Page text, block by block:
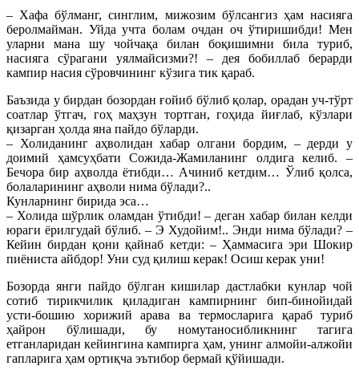
– Хафа бўлманг, синглим, мижозим бўлсангиз ҳам насияга
беролмайман. Уйда учта болам очдан оч ўтиришибди! Мен
уларни мана шу чойчақа билан боқишимни била туриб,
насияга сўрагани уялмайсизми?! – дея бобиллаб берарди
кампир насия сўровчининг кўзига тик қараб.
Баъзида у бирдан бозордан ғойиб бўлиб қолар, орадан уч-тўрт
соатлар ўтгач, гоҳ маҳзун тортган, гоҳида йиғлаб, кўзлари
қизарган ҳолда яна пайдо бўларди.
– Холиданинг аҳволидан хабар олгани бордим, – дерди у
доимий ҳамсуҳбати Сожида-Жамиланинг олдига келиб. –
Бечора бир аҳволда ётибди… Ачиниб кетдим… Ўлиб қолса,
болаларининг аҳволи нима бўлади?..
Кунларнинг бирида эса…
– Холида шўрлик оламдан ўтибди! – деган хабар билан келди
юраги ёрилгудай бўлиб. – Э Худойим!.. Энди нима бўлади? –
Кейин бирдан қони қайнаб кетди: – Ҳаммасига эри Шокир
пиёниста айбдор! Уни суд қилиш керак! Осиш керак уни!
Бозорда янги пайдо бўлган кишилар дастлабки кунлар чой
сотиб тирикчилик қиладиган кампирнинг бип-бинойидай
усти-бошию хорижий арава ва термосларига қараб туриб
ҳайрон бўлишади, бу номутаносибликнинг тагига
етганларидан кейингина кампирга ҳам, унинг алмойи-алжойи
гапларига ҳам ортиқча эътибор бермай қўйишади.